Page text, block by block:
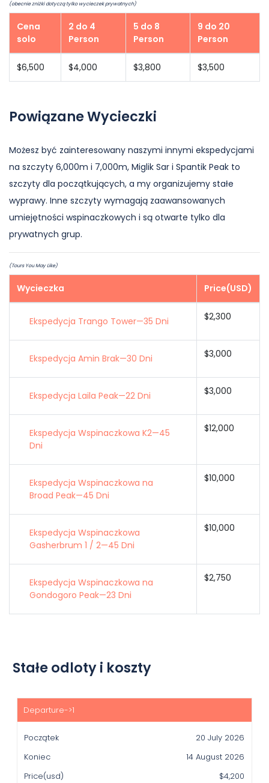
(obecnie zniżki dotyczą tylko wycieczek prywatnych)
Cena
solo
2 do 4
Person
5 do 8
Person
9 do 20
Person
$6,500 $4,000 $3,800 $3,500
Powiązane Wycieczki
Możesz być zainteresowany naszymi innymi ekspedycjami
na szczyty 6,000m i 7,000m, Miglik Sar i Spantik Peak to
szczyty dla początkujących, a my organizujemy stałe
wyprawy. Inne szczyty wymagają zaawansowanych
umiejętności wspinaczkowych i są otwarte tylko dla
prywatnych grup.
(Tours You May Like)
Wycieczka Price(USD)
Ekspedycja Trango Tower—35 Dni $2,300
Ekspedycja Amin Brak—30 Dni $3,000
Ekspedycja Laila Peak—22 Dni $3,000
Ekspedycja Wspinaczkowa K2—45
Dni
$12,000
Ekspedycja Wspinaczkowa na
Broad Peak—45 Dni
$10,000
Ekspedycja Wspinaczkowa
Gasherbrum 1 / 2—45 Dni
$10,000
Ekspedycja Wspinaczkowa na
Gondogoro Peak—23 Dni
$2,750
Stałe odloty i koszty
Początek
Availability
20 July 2026
14 August 2026
$4,200